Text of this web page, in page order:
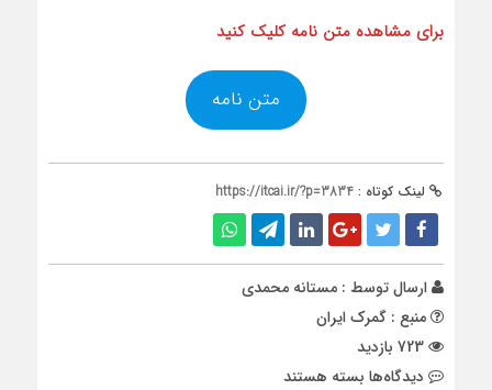
برای مشاهده متن نامه کلیک کنید
متن نامه
لینک کوتاه : https://itcai.ir/?p=3834
ارسال توسط : مستانه محمدی
منبع : گمرک ایران
دیدگاه‌ها برای
بسته هستند